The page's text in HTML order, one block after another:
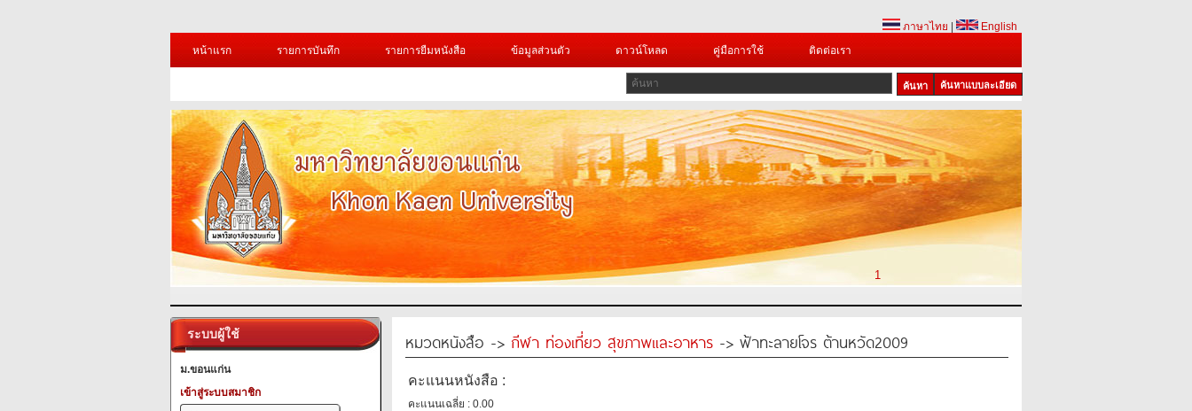
ภาษาไทย
English
หน้าแรก
รายการบันทึก รายการยืมหนังสือ ข้อมูลส่วนตัว ดาวน์โหลด คู่มือการใช้ ติดต่อเรา
ค้นหาแบบละเอียด
1
ระบบผู้ใช้
ม.ขอนแก่น
เข้าสู่ระบบสมาชิก
หมวดหนังสือ -> กีฬา ท่องเที่ยว สุขภาพและอาหาร -> ฟ้าทะลายโจร ต้านหวัด2009
คะแนนหนังสือ :
คะแนนเฉลี่ย : 0.00